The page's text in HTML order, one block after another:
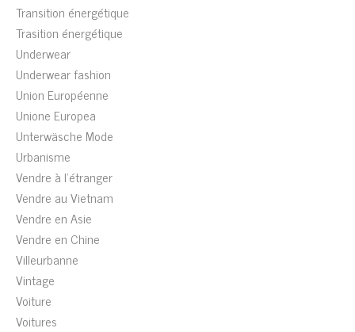
Transition énergétique
Trasition énergétique
Underwear
Underwear fashion
Union Européenne
Unione Europea
Unterwäsche Mode
Urbanisme
Vendre à l'étranger
Vendre au Vietnam
Vendre en Asie
Vendre en Chine
Villeurbanne
Vintage
Voiture
Voitures